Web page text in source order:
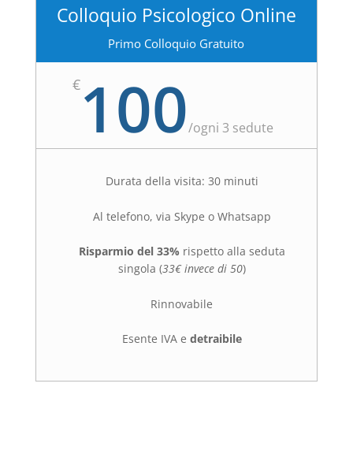
Colloquio Psicologico Online
Primo Colloquio Gratuito
€100/ogni 3 sedute
Durata della visita: 30 minuti
Al telefono, via Skype o Whatsapp
Risparmio del 33% rispetto alla seduta
singola (33€ invece di 50)
Rinnovabile
Esente IVA e detraibile